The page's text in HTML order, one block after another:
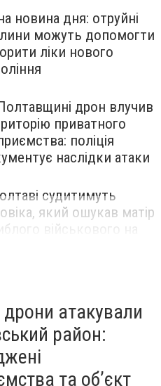
новина дня: отруйні
можуть допомогти
ліки нового
дрон влучив
приватного
поліція
наслідки атаки
судитимуть
який ошукав матір
військового на
атакували
район:
та об’єкт